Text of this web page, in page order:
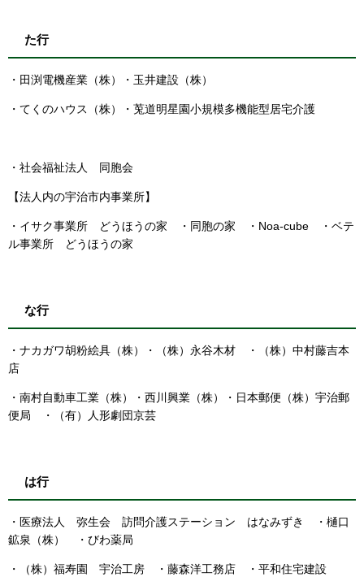
た行
・田渕電機産業（株）・玉井建設（株）
・てくのハウス（株）・莵道明星園小規模多機能型居宅介護
・社会福祉法人 同胞会
【法人内の宇治市内事業所】
・イサク事業所 どうほうの家 ・同胞の家 ・Noa-cube ・ベテ
ル事業所 どうほうの家
な行
・ナカガワ胡粉絵具（株）・（株）永谷木材 ・（株）中村藤吉本
店
・南村自動車工業（株）・西川興業（株）・日本郵便（株）宇治郵
便局 ・（有）人形劇団京芸
は行
・医療法人 弥生会 訪問介護ステーション はなみずき ・樋口
鉱泉（株） ・びわ薬局
・（株）福寿園 宇治工房 ・藤森洋工務店 ・平和住宅建設